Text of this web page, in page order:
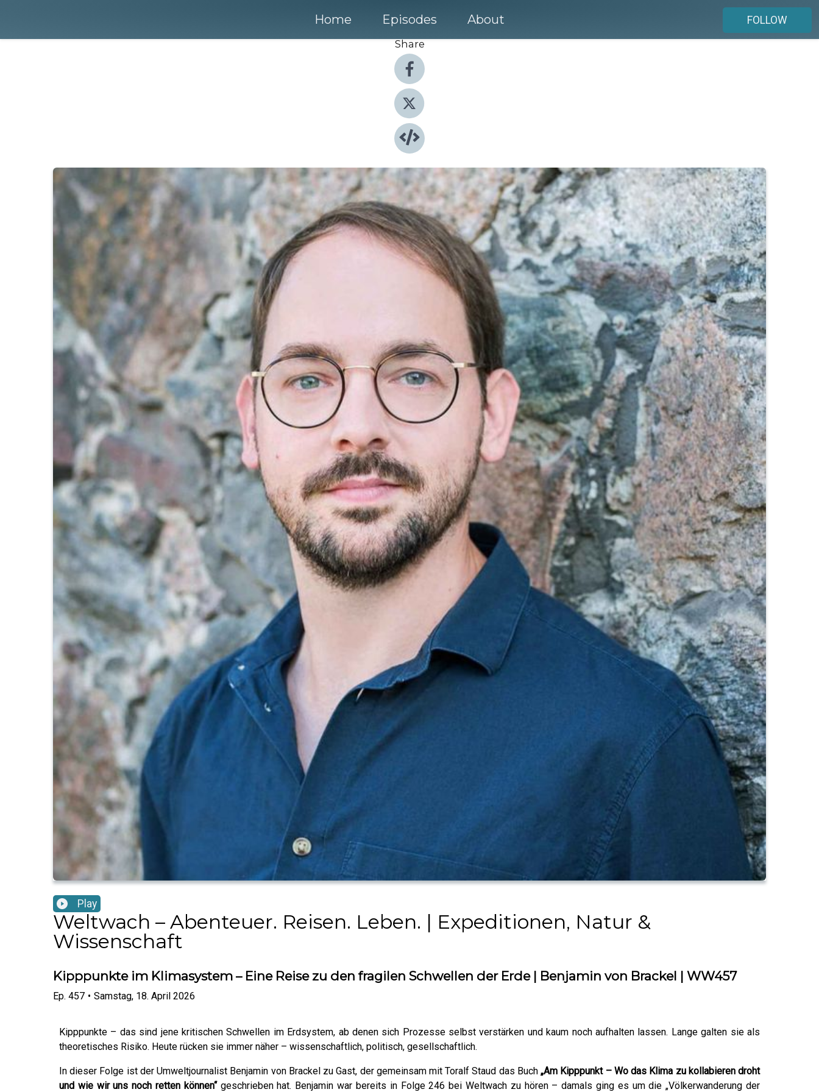
Home Episodes About
FOLLOW
Share
Play
Weltwach – Abenteuer. Reisen. Leben. | Expeditionen, Natur &
Wissenschaft
Kipppunkte im Klimasystem – Eine Reise zu den fragilen Schwellen der Erde | Benjamin von Brackel | WW457
Ep. 457 • Samstag, 18. April 2026
Kipppunkte – das sind jene kritischen Schwellen im Erdsystem, ab denen sich Prozesse selbst verstärken und kaum noch aufhalten lassen. Lange galten sie als
theoretisches Risiko. Heute rücken sie immer näher – wissenschaftlich, politisch, gesellschaftlich.
In dieser Folge ist der Umweltjournalist Benjamin von Brackel zu Gast, der gemeinsam mit Toralf Staud das Buch„Am Kipppunkt – Wo das Klima zu kollabieren droht
und wie wir uns noch retten können“geschrieben hat. Benjamin war bereits in Folge 246 bei Weltwach zu hören – damals ging es um die „Völkerwanderung der